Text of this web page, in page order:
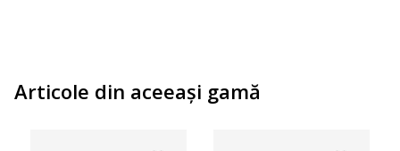
Articole din aceeaşi gamă